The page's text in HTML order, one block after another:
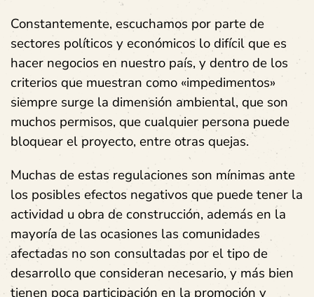
Constantemente, escuchamos por parte de
sectores políticos y económicos lo difícil que es
hacer negocios en nuestro país, y dentro de los
criterios que muestran como «impedimentos»
siempre surge la dimensión ambiental, que son
muchos permisos, que cualquier persona puede
bloquear el proyecto, entre otras quejas.
Muchas de estas regulaciones son mínimas ante
los posibles efectos negativos que puede tener la
actividad u obra de construcción, además en la
mayoría de las ocasiones las comunidades
afectadas no son consultadas por el tipo de
desarrollo que consideran necesario, y más bien
tienen poca participación en la promoción y